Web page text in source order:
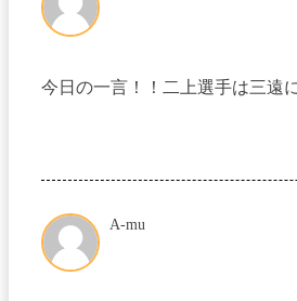
今日の一言！！二上選手は三遠
A-mu